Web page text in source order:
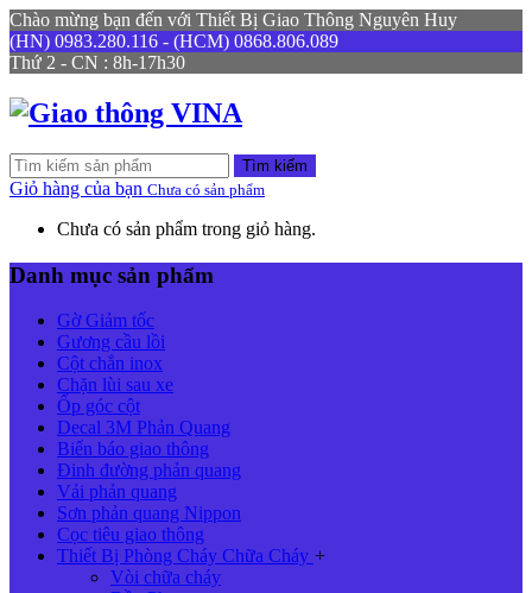
Chào mừng bạn đến với Thiết Bị Giao Thông Nguyên Huy
(HN) 0983.280.116 - (HCM) 0868.806.089
Thứ 2 - CN : 8h-17h30
Tìm kiếm
Giỏ hàng của bạn Chưa có sản phẩm
Chưa có sản phẩm trong giỏ hàng.
Danh mục sản phẩm
Gờ Giảm tốc
Gương cầu lồi
Cột chắn inox
Chặn lùi sau xe
Ốp góc cột
Decal 3M Phản Quang
Biển báo giao thông
Đinh đường phản quang
Vải phản quang
Sơn phản quang Nippon
Cọc tiêu giao thông
Thiết Bị Phòng Cháy Chữa Cháy +
Vòi chữa cháy